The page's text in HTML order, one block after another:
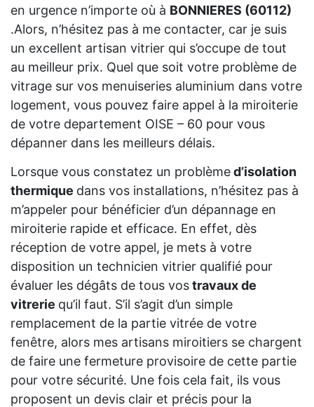
en urgence n’importe où à BONNIERES (60112)
.Alors, n’hésitez pas à me contacter, car je suis
un excellent artisan vitrier qui s’occupe de tout
au meilleur prix. Quel que soit votre problème de
vitrage sur vos menuiseries aluminium dans votre
logement, vous pouvez faire appel à la miroiterie
de votre departement OISE – 60 pour vous
dépanner dans les meilleurs délais.
Lorsque vous constatez un problèmed’isolation
thermique dans vos installations, n’hésitez pas à
m’appeler pour bénéficier d’un dépannage en
miroiterie rapide et efficace. En effet, dès
réception de votre appel, je mets à votre
disposition un technicien vitrier qualifié pour
évaluer les dégâts de tous vostravaux de
vitrerie qu’il faut. S’il s’agit d’un simple
remplacement de la partie vitrée de votre
fenêtre, alors mes artisans miroitiers se chargent
de faire une fermeture provisoire de cette partie
pour votre sécurité. Une fois cela fait, ils vous
proposent un devis clair et précis pour la